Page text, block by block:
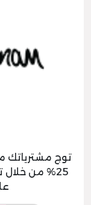
توج مشترياتك